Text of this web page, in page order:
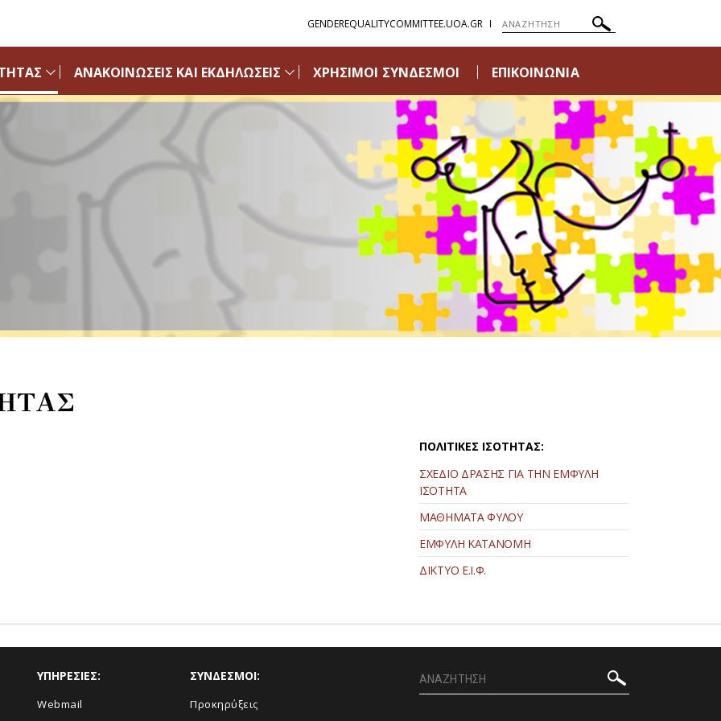
GENDEREQUALITYCOMMITTEE.UOA.GR
ΑΝΑΚΟΙΝΩΣΕΙΣ ΚΑΙ ΕΚΔΗΛΩΣΕΙΣ ΧΡΗΣΙΜΟΙ ΣΥΝΔΕΣΜΟΙ ΕΠΙΚΟΙΝΩΝΙΑ
ΠΟΛΙΤΙΚΕΣ ΙΣΟΤΗΤΑΣ:
ΣΧΕΔΙΟ ΔΡΑΣΗΣ ΓΙΑ ΤΗΝ ΕΜΦΥΛΗ
ΙΣΟΤΗΤΑ
ΜΑΘΗΜΑΤΑ ΦΥΛΟΥ
ΕΜΦΥΛΗ ΚΑΤΑΝΟΜΗ
ΔΙΚΤΥΟ Ε.Ι.Φ.
ΥΠΗΡΕΣΙΕΣ:
Webmail
ΣΥΝΔΕΣΜΟΙ:
Προκηρύξεις